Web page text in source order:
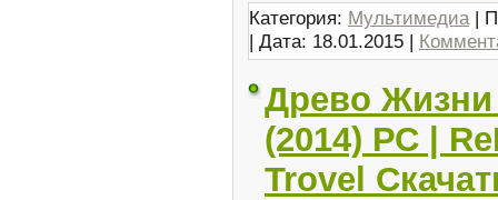
Категория: Мультимедиа |
| Дата: 18.01.2015 |
Древо Жизни
(2014) РС |
Trovel